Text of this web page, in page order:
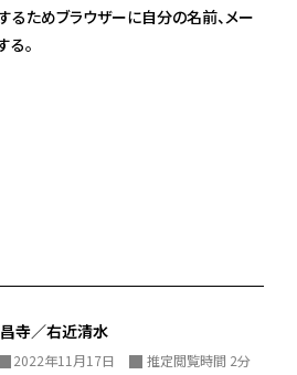
るためブラウザーに自分の名前、メー
る。
寺／右近清水
2022年11月17日 推定閲覧時間 2分